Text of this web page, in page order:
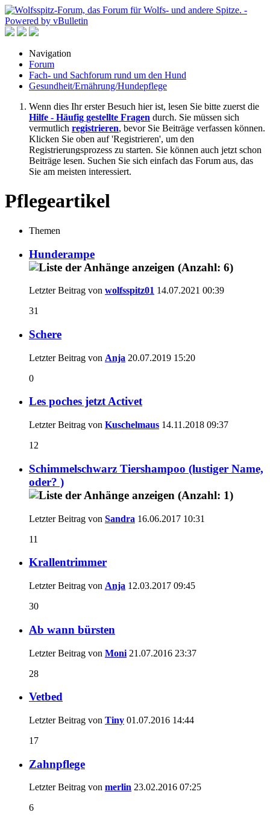
Navigation
Forum
Fach- und Sachforum rund um den Hund
Gesundheit/Ernährung/Hundepflege
Wenn dies Ihr erster Besuch hier ist, lesen Sie bitte zuerst die
Hilfe - Häufig gestellte Fragen durch. Sie müssen sich
vermutlich registrieren, bevor Sie Beiträge verfassen können.
Klicken Sie oben auf 'Registrieren', um den
Registrierungsprozess zu starten. Sie können auch jetzt schon
Beiträge lesen. Suchen Sie sich einfach das Forum aus, das
Sie am meisten interessiert.
Pflegeartikel
Themen
Hunderampe
Letzter Beitrag von wolfsspitz01 14.07.2021 00:39
31
Schere
Letzter Beitrag von Anja 20.07.2019 15:20
0
Les poches jetzt Activet
Letzter Beitrag von Kuschelmaus 14.11.2018 09:37
12
Schimmelschwarz Tiershampoo (lustiger Name,
oder? )
Letzter Beitrag von Sandra 16.06.2017 10:31
11
Krallentrimmer
Letzter Beitrag von Anja 12.03.2017 09:45
30
Ab wann bürsten
Letzter Beitrag von Moni 21.07.2016 23:37
28
Vetbed
Letzter Beitrag von Tiny 01.07.2016 14:44
17
Zahnpflege
Letzter Beitrag von merlin 23.02.2016 07:25
6